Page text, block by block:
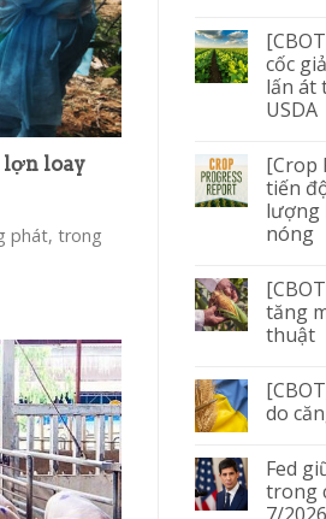
lợn loay
phát, trong
cốc
lấn át
USDA
[Crop
tiến
lượng
nóng
tăng
thuật
do
Fed
trong
7/